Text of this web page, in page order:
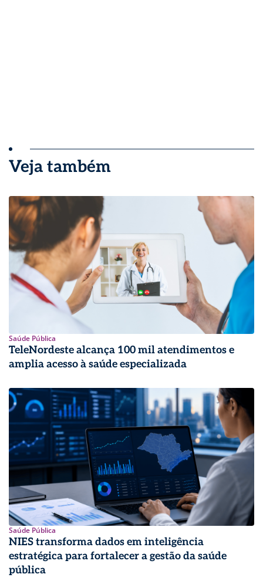
Veja também
Saúde Pública
TeleNordeste alcança 100 mil atendimentos e
amplia acesso à saúde especializada
Saúde Pública
NIES transforma dados em inteligência
estratégica para fortalecer a gestão da saúde
pública